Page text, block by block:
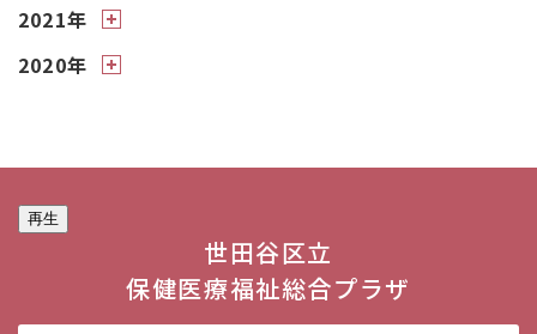
2021年
2020年
再生
世田谷区立
保健医療福祉総合プラザ